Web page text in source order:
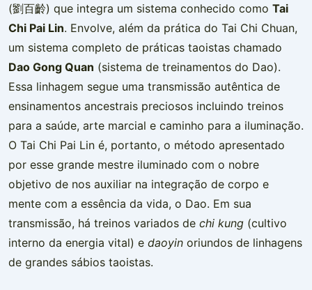
(劉百齡) que integra um sistema conhecido como Tai
Chi Pai Lin. Envolve, além da prática do Tai Chi Chuan,
um sistema completo de práticas taoistas chamado
Dao Gong Quan (sistema de treinamentos do Dao).
Essa linhagem segue uma transmissão autêntica de
ensinamentos ancestrais preciosos incluindo treinos
para a saúde, arte marcial e caminho para a iluminação.
O Tai Chi Pai Lin é, portanto, o método apresentado
por esse grande mestre iluminado com o nobre
objetivo de nos auxiliar na integração de corpo e
mente com a essência da vida, o Dao. Em sua
transmissão, há treinos variados de chi kung (cultivo
interno da energia vital) e daoyin oriundos de linhagens
de grandes sábios taoistas. ​